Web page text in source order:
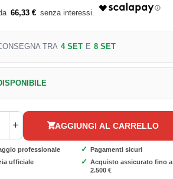
66,33 €
TRA 4 SET E 8 SET
+ AGGIUNGI AL CARRELLO
professionale ✓ Pagamenti sicuri
ufficiale ✓ Acquisto assicurato fino a
2.500 €